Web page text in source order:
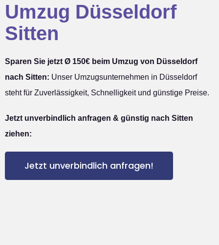
Umzug Düsseldorf
Sitten
Sparen Sie jetzt Ø 150€ beim Umzug von Düsseldorf
nach Sitten: Unser Umzugsunternehmen in Düsseldorf
steht für Zuverlässigkeit, Schnelligkeit und günstige Preise.
Jetzt unverbindlich anfragen & günstig nach Sitten
ziehen:
Jetzt unverbindlich anfragen!